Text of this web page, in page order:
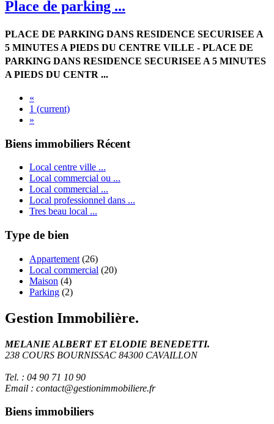
Place de parking ...
PLACE DE PARKING DANS RESIDENCE SECURISEE A
5 MINUTES A PIEDS DU CENTRE VILLE - PLACE DE
PARKING DANS RESIDENCE SECURISEE A 5 MINUTES
A PIEDS DU CENTR ...
«
1 (current)
»
Biens immobiliers Récent
Local centre ville ...
Local commercial ou ...
Local commercial ...
Local professionnel dans ...
Tres beau local ...
Type de bien
Appartement (26)
Local commercial (20)
Maison (4)
Parking (2)
Gestion Immobilière.
MELANIE ALBERT ET ELODIE BENEDETTI.
238 COURS BOURNISSAC 84300 CAVAILLON
Tel. : 04 90 71 10 90
Email : contact@gestionimmobiliere.fr
Biens immobiliers